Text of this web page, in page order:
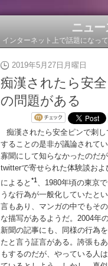
ニュ
インターネット上で話題になっ
2019年5月27日月曜日
痴漢されたら安
の問題がある
痴漢されたら安全ピンで刺し
することの是非が議論されてい
寡聞にして知らなかったのだが
twitterで寄せられた体験談およ
によると *1 、1980年頃の東京
うな行為が一般化していたと
言もあり、マンガの中でもそ
な描写があるようだ。2004年
新聞の記事にも、同様の行為
たと言う証言がある。誇張も
もするのだが、やっている人